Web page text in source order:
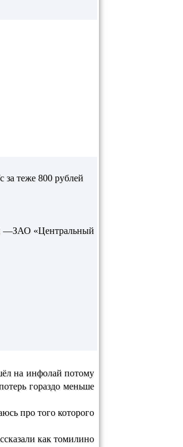
теже 800 рублей
—ЗАО «Центральный
на инфолай потому
гораздо меньше
про того которого
как томилино